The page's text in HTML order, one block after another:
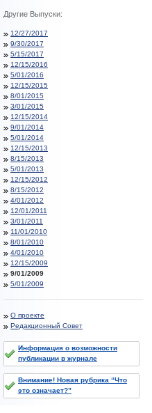
Другие Выпуски:
12/27/2017
9/30/2017
5/15/2017
12/15/2016
5/01/2016
12/15/2015
8/01/2015
3/01/2015
12/15/2014
9/01/2014
5/01/2014
12/15/2013
8/15/2013
5/01/2013
12/15/2012
8/15/2012
4/01/2012
12/01/2011
3/01/2011
11/01/2010
8/01/2010
4/01/2010
12/15/2009
9/01/2009
5/01/2009
О проекте
Редакционный Совет
Информация о возможности
публикации в журнале
Внимание! Новая рубрика “Что
это означает?”